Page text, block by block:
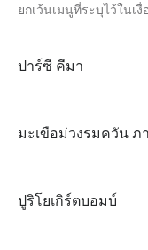
ยกเว้นเมนูที่ระบุไว้ในเ
ปาร์ซี คีมา
มะเขือม่วงรมควัน ภ
ปูริโยเกิร์ตบอมบ์